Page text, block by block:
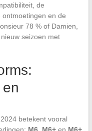
de
en de
78 % of Damien,
seizoen met
betekent vooral